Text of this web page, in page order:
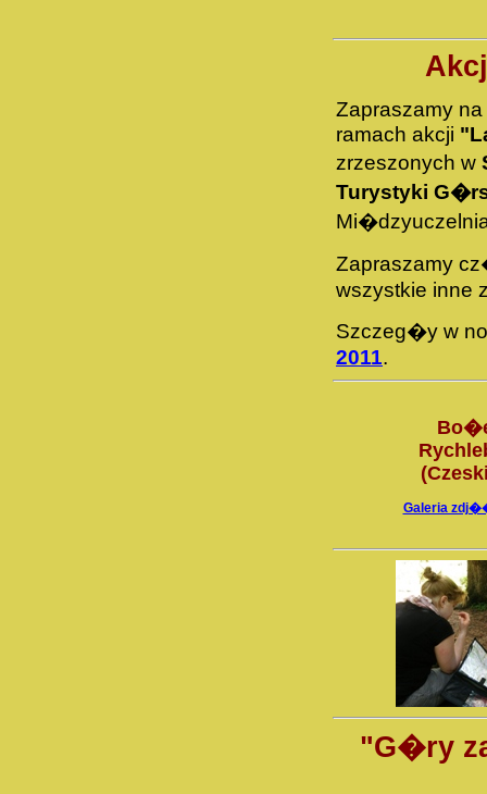
Zapraszamy na
ramach akcji
zrzeszonych w
Turystyki
Zapraszamy
wszystkie inne
Szczeg�y w
2011.
Galeria
"G�ry